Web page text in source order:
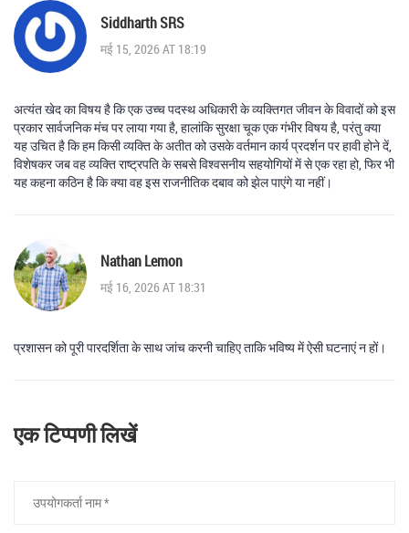
Siddharth SRS
मई 15, 2026 AT 18:19
अत्यंत खेद का विषय है कि एक उच्च पदस्थ अधिकारी के व्यक्तिगत जीवन के विवादों को इस
प्रकार सार्वजनिक मंच पर लाया गया है, हालांकि सुरक्षा चूक एक गंभीर विषय है, परंतु क्या
यह उचित है कि हम किसी व्यक्ति के अतीत को उसके वर्तमान कार्य प्रदर्शन पर हावी होने दें,
विशेषकर जब वह व्यक्ति राष्ट्रपति के सबसे विश्वसनीय सहयोगियों में से एक रहा हो, फिर भी
यह कहना कठिन है कि क्या वह इस राजनीतिक दबाव को झेल पाएंगे या नहीं।
Nathan Lemon
मई 16, 2026 AT 18:31
प्रशासन को पूरी पारदर्शिता के साथ जांच करनी चाहिए ताकि भविष्य में ऐसी घटनाएं न हों।
एक टिप्पणी लिखें